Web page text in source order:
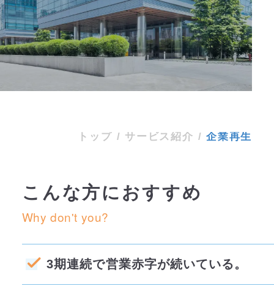
企業再生
トップ / サービス紹介 / 企業再生
こんな方におすすめ
Why don't you?
3期連続で営業赤字が続いている。